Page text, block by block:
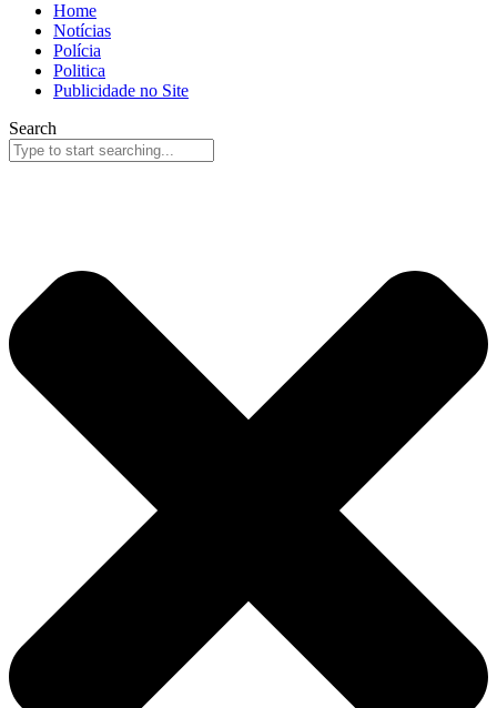
Home
Notícias
Polícia
Politica
Publicidade no Site
Search